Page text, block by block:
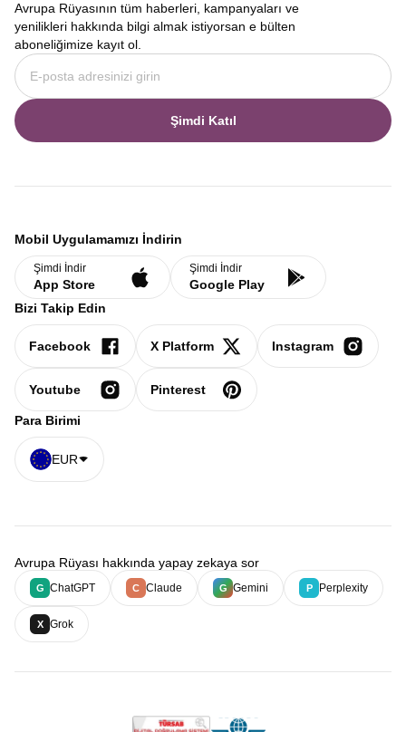
Avrupa Rüyasının tüm haberleri, kampanyaları ve
yenilikleri hakkında bilgi almak istiyorsan e bülten
aboneliğimize kayıt ol.
Şimdi Katıl
Mobil Uygulamamızı İndirin
Şimdi İndir
App Store
Şimdi İndir
Google Play
Bizi Takip Edin
Facebook X Platform Instagram
Youtube Pinterest
Para Birimi
EUR
Avrupa Rüyası hakkında yapay zekaya sor
G ChatGPT C Claude G Gemini P Perplexity
X Grok